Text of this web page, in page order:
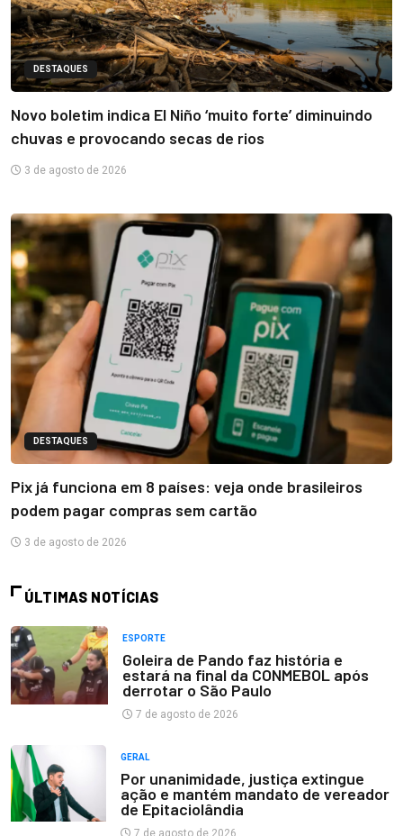
DESTAQUES
Novo boletim indica El Niño ‘muito forte’ diminuindo
chuvas e provocando secas de rios
3 de agosto de 2026
DESTAQUES
Pix já funciona em 8 países: veja onde brasileiros
podem pagar compras sem cartão
3 de agosto de 2026
ÚLTIMAS NOTÍCIAS
ESPORTE
Goleira de Pando faz história e
estará na final da CONMEBOL após
derrotar o São Paulo
7 de agosto de 2026
GERAL
Por unanimidade, justiça extingue
ação e mantém mandato de vereador
de Epitaciolândia
7 de agosto de 2026